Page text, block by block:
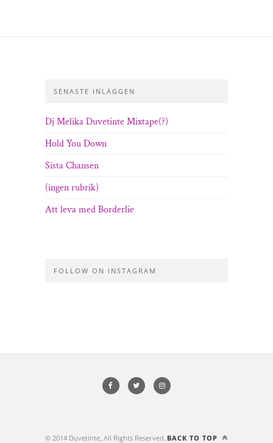
SENASTE INLÄGGEN
Dj Melika Duvetinte Mixtape(?)
Hold You Down
Sista Chansen
(ingen rubrik)
Att leva med Borderlie
FOLLOW ON INSTAGRAM
© 2014 Duvetinte, All Rights Reserved. BACK TO TOP